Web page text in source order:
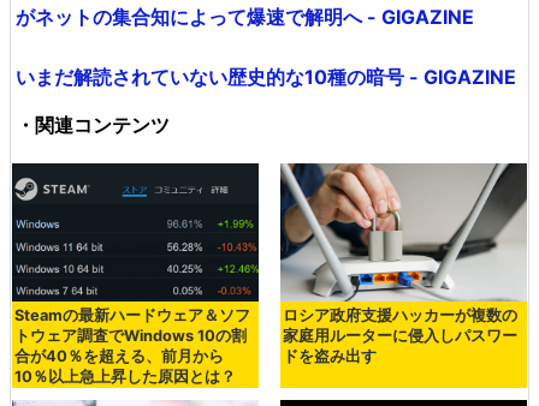
がネットの集合知によって爆速で解明へ - GIGAZINE
いまだ解読されていない歴史的な10種の暗号 - GIGAZINE
・関連コンテンツ
Steamの最新ハードウェア＆ソフ
トウェア調査でWindows 10の割
合が40％を超える、前月から
10％以上急上昇した原因とは？
ロシア政府支援ハッカーが複数の
家庭用ルーターに侵入しパスワー
ドを盗み出す